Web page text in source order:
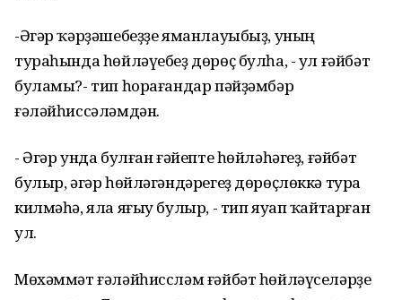
-Әгәр ҡәрҙәшебеҙҙе яманлауыбыҙ, уның
тураһында һөйләүебеҙ дөрөҫ булһа, - ул ғәйбәт
буламы?- тип һорағандар пәйҙәмбәр
ғәләйһиссәләмдән.
- Әгәр унда булған ғәйепте һөйләһәгеҙ, ғәйбәт
булыр, әгәр һөйләгәндәрегеҙ дөрөҫлөккә тура
килмәһә, яла яғыу булыр, - тип яуап ҡайтарған
ул.
Мөхәммәт ғәләйһиссләм ғәйбәт һөйләүселәрҙе